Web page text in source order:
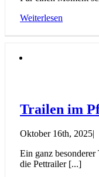
Weiterlesen
Trailen im
Oktober 16th, 2025|
Ein ganz
die Pettrailer [...]